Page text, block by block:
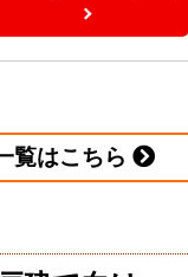
覧はこちら